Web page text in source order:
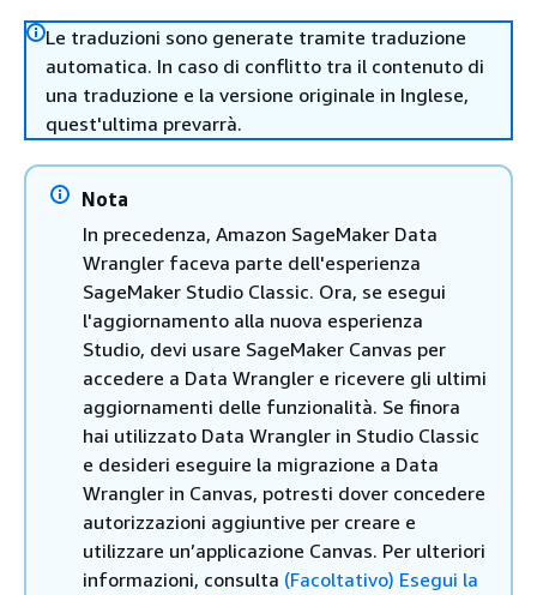
Le traduzioni sono generate tramite traduzione
automatica. In caso di conflitto tra il contenuto di
una traduzione e la versione originale in Inglese,
quest'ultima prevarrà.
Nota
In precedenza, Amazon SageMaker Data
Wrangler faceva parte dell'esperienza
SageMaker Studio Classic. Ora, se esegui
l'aggiornamento alla nuova esperienza
Studio, devi usare SageMaker Canvas per
accedere a Data Wrangler e ricevere gli ultimi
aggiornamenti delle funzionalità. Se finora
hai utilizzato Data Wrangler in Studio Classic
e desideri eseguire la migrazione a Data
Wrangler in Canvas, potresti dover concedere
autorizzazioni aggiuntive per creare e
utilizzare un’applicazione Canvas. Per ulteriori
informazioni, consulta (Facoltativo) Esegui la